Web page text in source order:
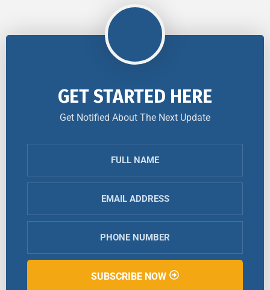
GET STARTED HERE
Get Notified About The Next Update
SUBSCRIBE NOW